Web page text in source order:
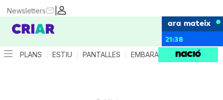
|
Newsletters
ara mateix
21:38
PLANS ESTIU PANTALLES EMBARÀS CRIANÇA